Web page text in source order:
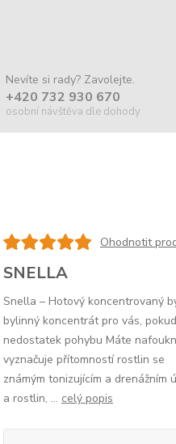
Nevíte si rady? Zavolejte.
+420 732 930 670
osobní návštěva dle dohody
Ohodnotit
SNELLA
Snella – Hotový koncentrovaný
bylinný koncentrát pro vás,
nedostatek pohybu Máte
vyznačuje přítomností rostlin se
známým tonizujícím a drenážním
a rostlin, ... celý popis